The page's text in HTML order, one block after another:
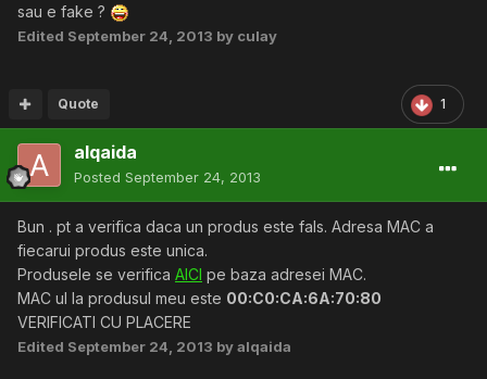
sau e fake ?
Edited September 24, 2013 by culay
1
Quote
alqaida
Posted September 24, 2013
Bun . pt a verifica daca un produs este fals. Adresa MAC a
fiecarui produs este unica.
Produsele se verifica AICI pe baza adresei MAC.
MAC ul la produsul meu este 00:C0:CA:6A:70:80
VERIFICATI CU PLACERE
Edited September 24, 2013 by alqaida